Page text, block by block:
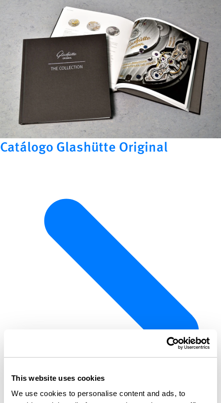
This website uses cookies
We use cookies to personalise content and ads, to
Catálogo Glashütte Original